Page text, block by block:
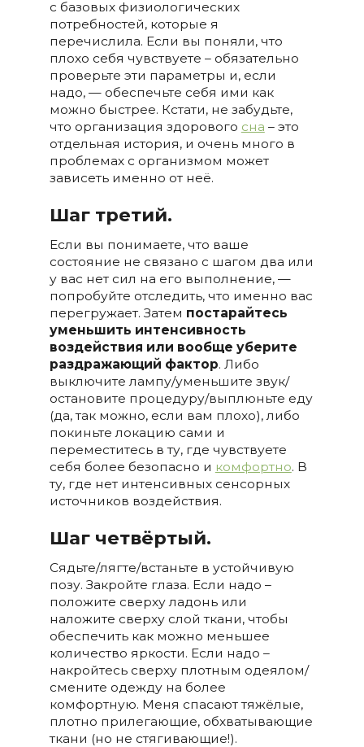
с базовых физиологических
потребностей, которые я
перечислила. Если вы поняли, что
плохо себя чувствуете – обязательно
проверьте эти параметры и, если
надо, — обеспечьте себя ими как
можно быстрее. Кстати, не забудьте,
что организация здорового сна – это
отдельная история, и очень много в
проблемах с организмом может
зависеть именно от неё.
Шаг третий.
Если вы понимаете, что ваше
состояние не связано с шагом два или
у вас нет сил на его выполнение, —
попробуйте отследить, что именно вас
перегружает. Затем постарайтесь
уменьшить интенсивность
воздействия или вообще уберите
раздражающий фактор. Либо
выключите лампу/уменьшите звук/
остановите процедуру/выплюньте еду
(да, так можно, если вам плохо), либо
покиньте локацию сами и
переместитесь в ту, где чувствуете
себя более безопасно и комфортно. В
ту, где нет интенсивных сенсорных
источников воздействия.
Шаг четвёртый.
Сядьте/лягте/встаньте в устойчивую
позу. Закройте глаза. Если надо –
положите сверху ладонь или
наложите сверху слой ткани, чтобы
обеспечить как можно меньшее
количество яркости. Если надо –
накройтесь сверху плотным одеялом/
смените одежду на более
комфортную. Меня спасают тяжёлые,
плотно прилегающие, обхватывающие
ткани (но не стягивающие!).